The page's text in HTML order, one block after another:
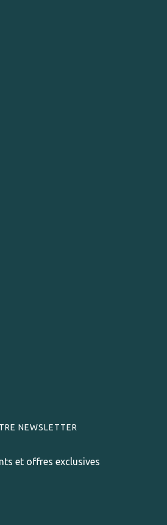
NEWSLETTER
et offres exclusives